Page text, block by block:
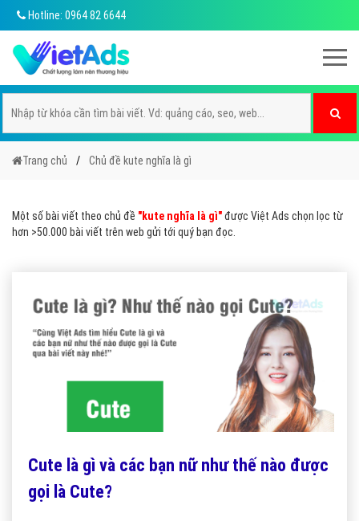
Hotline: 0964 82 6644
Trang chủ Chủ đề kute nghĩa là gì
Một số bài viết theo chủ đề "kute nghĩa là gì"được Việt Ads chọn lọc từ
hơn >50.000 bài viết trên web gửi tới quý bạn đọc.
Cute là gì và các bạn nữ như thế nào được
gọi là Cute?